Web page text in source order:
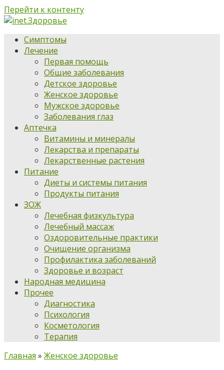
Перейти к контенту
Симптомы
Лечение
Первая помощь
Общие заболевания
Детское здоровье
Женское здоровье
Мужское здоровье
Заболевания глаз
Аптечка
Витамины и минералы
Лекарства и препараты
Лекарственные растения
Питание
Диеты и системы питания
Продукты питания
ЗОЖ
Лечебная физкультура
Лечебный массаж
Оздоровительные практики
Очищение организма
Профилактика заболеваний
Здоровье и возраст
Народная медицина
Прочее
Диагностика
Психология
Косметология
Терапия
Главная » Женское здоровье